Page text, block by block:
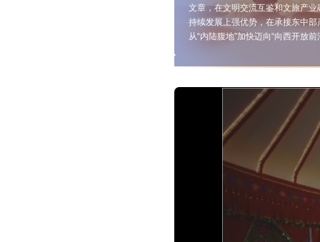
文章，在文明交流互鉴和文旅产
持续发展上强优势，在承接东中
从“内陆腹地”加快迈向“向西开放